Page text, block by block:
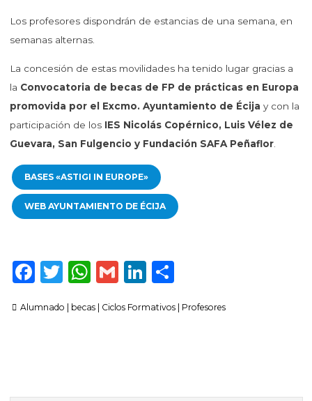
Los profesores dispondrán de estancias de una semana, en
semanas alternas.
La concesión de estas movilidades ha tenido lugar gracias a
la Convocatoria de becas de FP de prácticas en Europa
promovida por el Excmo. Ayuntamiento de Écija y con la
participación de los IES Nicolás Copérnico, Luis Vélez de
Guevara, San Fulgencio y Fundación SAFA Peñaflor.
BASES «ASTIGI IN EUROPE»
WEB AYUNTAMIENTO DE ÉCIJA
F
c
T
it
W
a
G
ai
Li
k
C
m
Alumnado becas| Ciclos Formativos| Profesores